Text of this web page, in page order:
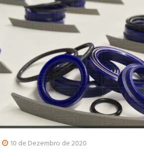
10 de Dezembro de 2020